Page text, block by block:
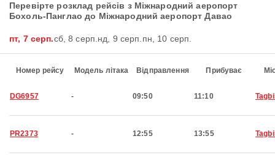
Перевірте розклад рейсів з Міжнародний аеропорт
Бохоль-Панглао до Міжнародний аеропорт Давао
пт, 7 серп.сб, 8 серп. нд, 9 серп. пн, 10 серп.
Номер рейсу Модель літака Відправлення Прибуває
DG6957 - 09:50 11:10
PR2373 - 12:55 13:55